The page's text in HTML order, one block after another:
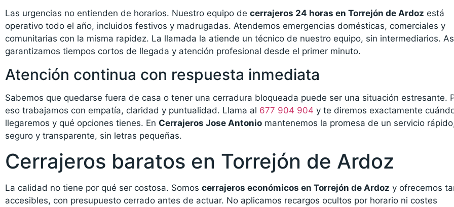
Las urgencias no entienden de horarios. Nuestro equipo de cerrajeros 24 horas en Torrejón de Ardoz está
operativo todo el año, incluidos festivos y madrugadas. Atendemos emergencias domésticas, comerciales y
comunitarias con la misma rapidez. La llamada la atiende un técnico de nuestro equipo, sin intermediarios.
garantizamos tiempos cortos de llegada y atención profesional desde el primer minuto.
Atención continua con respuesta inmediata
Sabemos que quedarse fuera de casa o tener una cerradura bloqueada puede ser una situación estresante.
eso trabajamos con empatía, claridad y puntualidad. Llama al 677 904 904 y te diremos exactamente
llegaremos y qué opciones tienes. En Cerrajeros Jose Antonio mantenemos la promesa de un servicio
seguro y transparente, sin letras pequeñas.
Cerrajeros baratos en Torrejón de Ardoz
La calidad no tiene por qué ser costosa. Somos cerrajeros económicos en Torrejón de Ardoz y ofrecemos
accesibles, con presupuesto cerrado antes de actuar. No aplicamos recargos ocultos por horario ni costes